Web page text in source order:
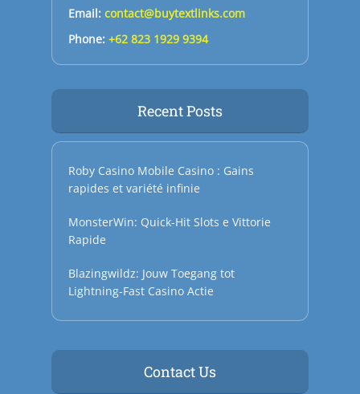
Email: contact@buytextlinks.com
Phone: +62 823 1929 9394
Recent Posts
Roby Casino Mobile Casino : Gains
rapides et variété infinie
MonsterWin: Quick‑Hit Slots e Vittorie
Rapide
Blazingwildz: Jouw Toegang tot
Lightning‑Fast Casino Actie
Contact Us